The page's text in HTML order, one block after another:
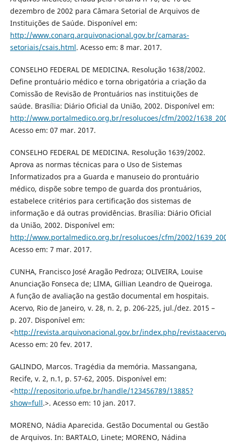
dezembro de 2002 para Câmara Setorial de Arquivos de
Instituições de Saúde. Disponível em:
http://www.conarq.arquivonacional.gov.br/camaras-
setoriais/csais.html. Acesso em: 8 mar. 2017.
CONSELHO FEDERAL DE MEDICINA. Resolução 1638/2002.
Define prontuário médico e torna obrigatória a criação da
Comissão de Revisão de Prontuários nas instituições de
saúde. Brasília: Diário Oficial da União, 2002. Disponível em:
http://www.portalmedico.org.br/resolucoes/cfm/2002/
Acesso em: 07 mar. 2017.
CONSELHO FEDERAL DE MEDICINA. Resolução 1639/2002.
Aprova as normas técnicas para o Uso de Sistemas
Informatizados pra a Guarda e manuseio do prontuário
médico, dispõe sobre tempo de guarda dos prontuários,
estabelece critérios para certificação dos sistemas de
informação e dá outras providências. Brasília: Diário Oficial
da União, 2002. Disponível em:
http://www.portalmedico.org.br/resolucoes/cfm/2002/
Acesso em: 7 mar. 2017.
CUNHA, Francisco José Aragão Pedroza; OLIVEIRA, Louise
Anunciação Fonseca de; LIMA, Gillian Leandro de Queiroga.
A função de avaliação na gestão documental em hospitais.
Acervo, Rio de Janeiro, v. 28, n. 2, p. 206-225, jul./dez. 2015 –
p. 207. Disponível em:
<http://revista.arquivonacional.gov.br/index.php/
Acesso em: 20 fev. 2017.
GALINDO, Marcos. Tragédia da memória. Massangana,
Recife, v. 2, n.1, p. 57-62, 2005. Disponível em:
<http://repositorio.ufpe.br/handle/123456789/13885?
show=full.>. Acesso em: 10 jan. 2017.
MORENO, Nádia Aparecida. Gestão Documental ou Gestão
de Arquivos. In: BARTALO, Linete; MORENO, Nádina